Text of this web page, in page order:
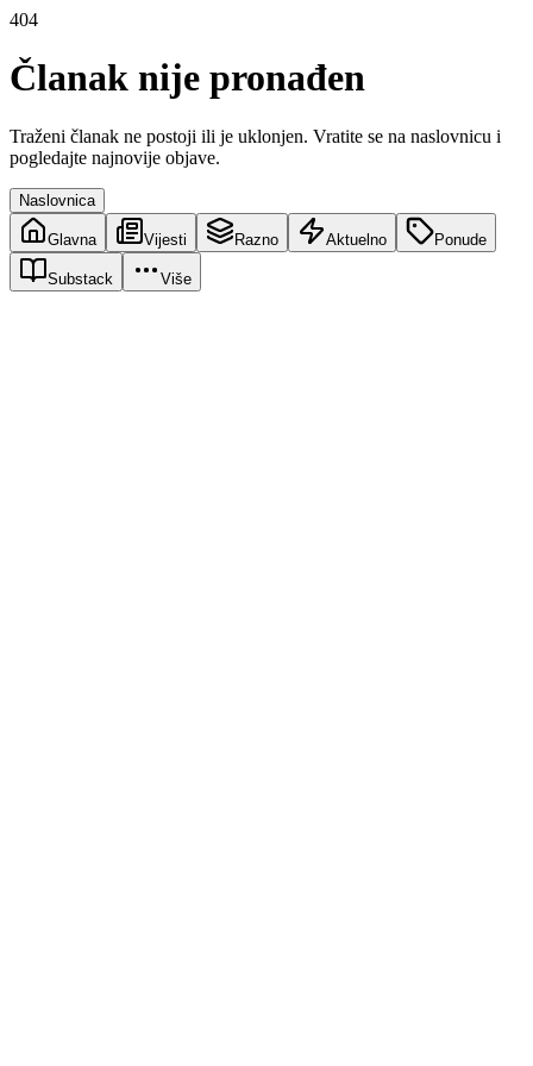
404
Članak nije pronađen
Traženi članak ne postoji ili je uklonjen. Vratite se na naslovnicu i
pogledajte najnovije objave.
Naslovnica
Glavna Vijesti Razno Aktuelno Ponude
Substack Više